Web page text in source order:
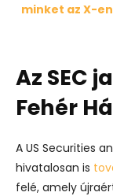
minket az X-
Az SEC
Fehér
A US Securities
hivatalosan is
felé, amely